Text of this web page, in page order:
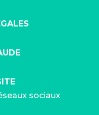
sociaux